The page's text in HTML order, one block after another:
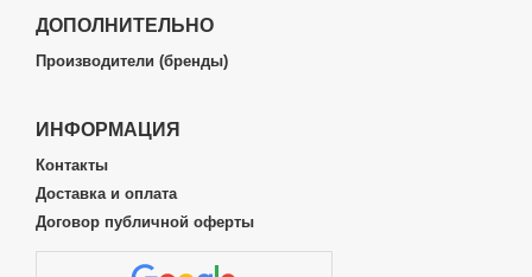
ДОПОЛНИТЕЛЬНО
Производители (бренды)
ИНФОРМАЦИЯ
Контакты
Доставка и оплата
Договор публичной оферты